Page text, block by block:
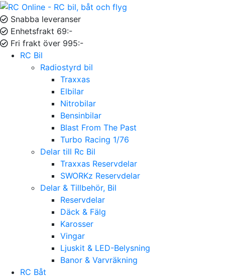
Snabba leveranser
Enhetsfrakt 69:-
Fri frakt över 995:-
RC Bil
Radiostyrd bil
Traxxas
Elbilar
Nitrobilar
Bensinbilar
Blast From The Past
Turbo Racing 1/76
Delar till Rc Bil
Traxxas Reservdelar
SWORKz Reservdelar
Delar & Tillbehör, Bil
Reservdelar
Däck & Fälg
Karosser
Vingar
Ljuskit & LED-Belysning
Banor & Varvräkning
RC Båt